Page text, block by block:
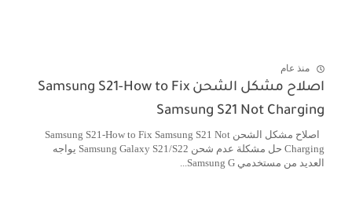
منذ عام
اصلاح مشكل الشحن Samsung S21-How to Fix
Samsung S21 Not Charging
اصلاح مشكل الشحن Samsung S21-How to Fix Samsung S21 Not
Charging حل مشكلة عدم شحن Samsung Galaxy S21/S22 يواجه
العديد من مستخدمي Samsung G...